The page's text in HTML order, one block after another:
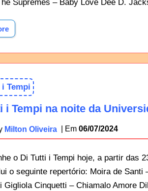
Supremes – Baby Love Dee D.
Tempi
i Tempi na noite da
Milton Oliveira 06/07/2024
o Di Tutti i Tempi hoje, a partir das
o seguinte repertório: Moira de
Gigliola Cinquetti – Chiamalo Amore